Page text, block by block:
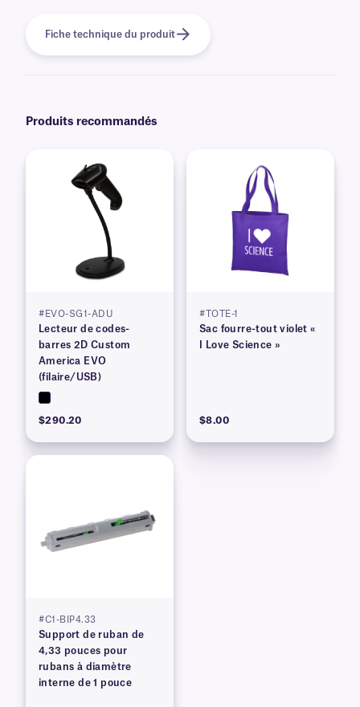
Fiche technique du produit
Produits recommandés
#EVO-SG1-ADU
Lecteur de codes-
barres 2D Custom
America EVO
(filaire/USB)
$290.20
#TOTE-1
Sac fourre-tout violet «
I Love Science »
$8.00
#C1-BIP4.33
Support de ruban de
4,33 pouces pour
rubans à diamètre
interne de 1 pouce